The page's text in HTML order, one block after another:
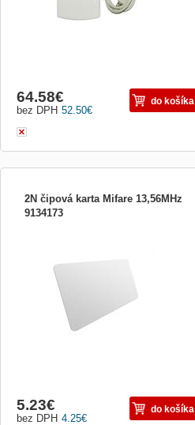
52.50€
bez DPH
64.58€ do košíka
2N čipová karta Mifare 13,56MHz
9134173
4.25€
bez DPH
5.23€ do košíka